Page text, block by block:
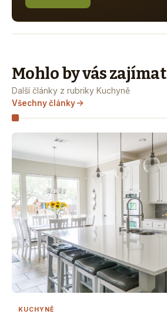
Mohlo by vás zajímat
Další články z rubriky Kuchyně
Všechny články
KUCHYNĚ